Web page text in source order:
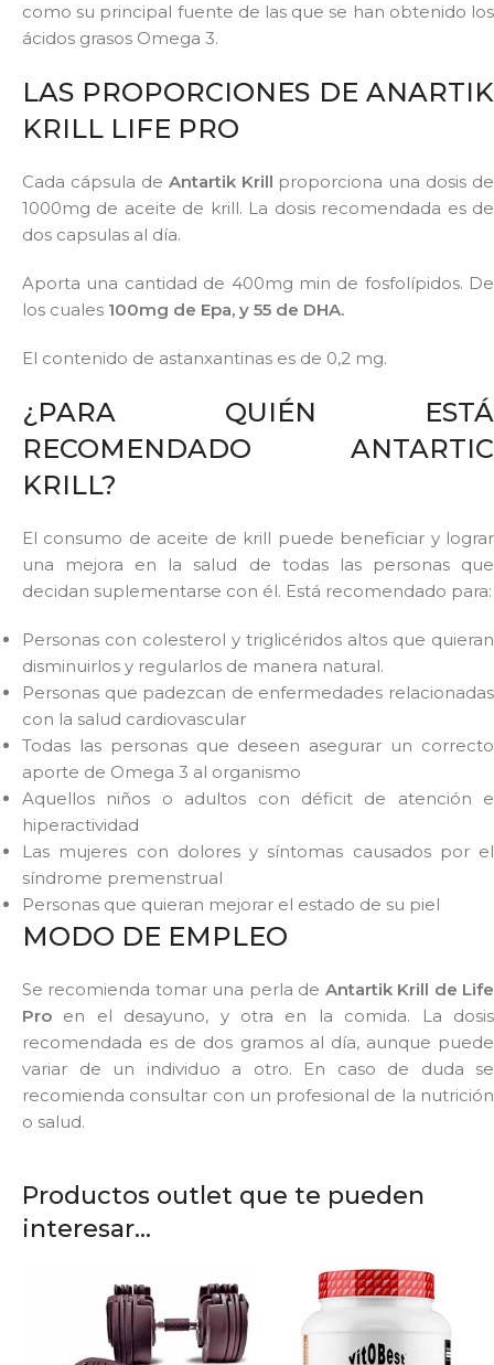
como su principal fuente de las que se han obtenido los
ácidos grasos Omega 3.
LAS PROPORCIONES DE ANARTIK
KRILL LIFE PRO
Cada cápsula de Antartik Krill proporciona una dosis de
1000mg de aceite de krill. La dosis recomendada es de
dos capsulas al día.
Aporta una cantidad de 400mg min de fosfolípidos. De
los cuales 100mg de Epa, y 55 de DHA.
El contenido de astanxantinas es de 0,2 mg.
¿PARA QUIÉN ESTÁ
RECOMENDADO ANTARTIC
KRILL?
El consumo de aceite de krill puede beneficiar y lograr
una mejora en la salud de todas las personas que
decidan suplementarse con él. Está recomendado para:
Personas con colesterol y triglicéridos altos que quieran
disminuirlos y regularlos de manera natural.
Personas que padezcan de enfermedades relacionadas
con la salud cardiovascular
Todas las personas que deseen asegurar un correcto
aporte de Omega 3 al organismo
Aquellos niños o adultos con déficit de atención e
hiperactividad
Las mujeres con dolores y síntomas causados por el
síndrome premenstrual
Personas que quieran mejorar el estado de su piel
MODO DE EMPLEO
Se recomienda tomar una perla de Antartik Krill de Life
Pro en el desayuno, y otra en la comida. La dosis
recomendada es de dos gramos al día, aunque puede
variar de un individuo a otro. En caso de duda se
recomienda consultar con un profesional de la nutrición
o salud.
Productos outlet que te pueden
interesar...